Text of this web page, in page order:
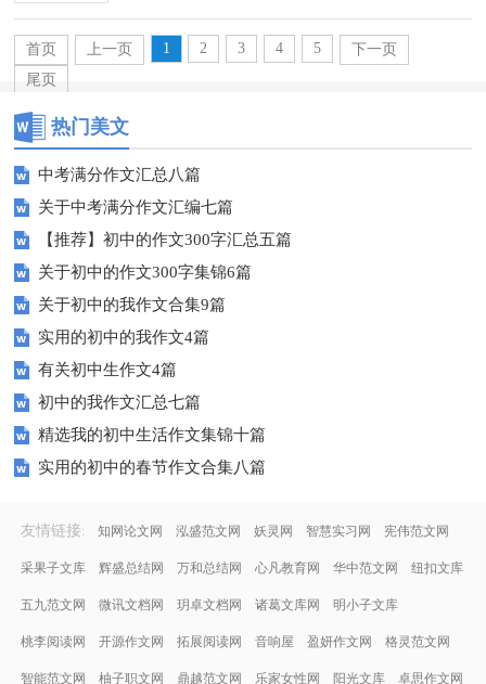
大家收集的初中生活的作文7篇，仅供参考，大...
首页 上一页 1 2 3 4 5
下一页
尾页
热门美文
中考满分作文汇总八篇
关于中考满分作文汇编七篇
【推荐】初中的作文300字汇总五篇
关于初中的作文300字集锦6篇
关于初中的我作文合集9篇
实用的初中的我作文4篇
有关初中生作文4篇
初中的我作文汇总七篇
精选我的初中生活作文集锦十篇
实用的初中的春节作文合集八篇
友情链接: 知网论文网 泓盛范文网 妖灵网 智慧实习网 宪伟范文网
采果子文库 辉盛总结网 万和总结网 心凡教育网 华中范文网 纽扣文库
五九范文网 微讯文档网 玥卓文档网 诸葛文库网 明小子文库
桃李阅读网 开源作文网 拓展阅读网 音响屋 盈妍作文网 格灵范文网
智能范文网 柚子职文网 鼎越范文网 乐家女性网 阳光文库 卓思作文网